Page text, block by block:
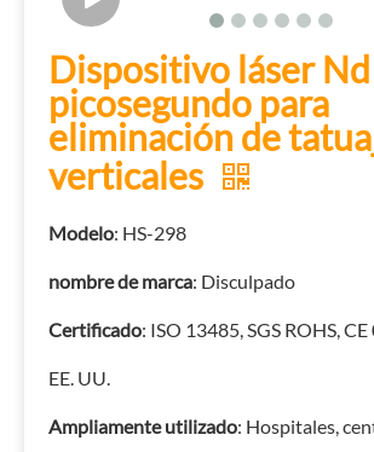
Dispositivo láser Nd
picosegundo para
eliminación de
verticales
Modelo: HS-298
nombre de marca: Disculpado
Certificado: ISO 13485, SGS ROHS,
EE. UU.
Ampliamente utilizado: Hospitales,